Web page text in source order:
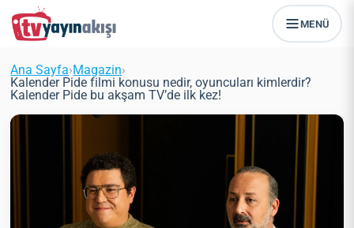
MENÜ
Ana Sayfa›Magazin›
Kalender Pide filmi konusu nedir, oyuncuları kimlerdir?
Kalender Pide bu akşam TV’de ilk kez!